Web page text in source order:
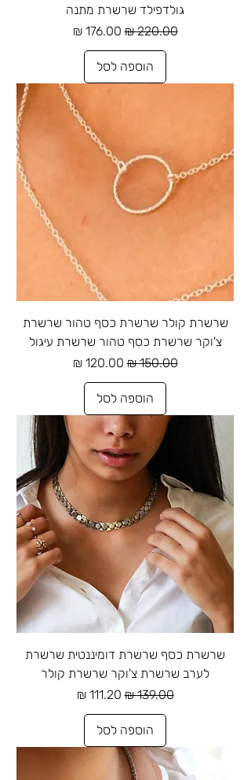
גולדפילד שרשרת מתנה
מחיר רגיל‏220.00 ‏₪ מחיר מבצע
הוספה לסל
שרשרת קולר שרשרת כסף טהור שרשרת
צ'וקר שרשרת כסף טהור שרשרת עיגול
מחיר רגיל‏150.00 ‏₪ מחיר מבצע
הוספה לסל
שרשרת כסף שרשרת דומיננטית שרשרת
לערב שרשרת צ'וקר שרשרת קולר
מחיר רגיל‏139.00 ‏₪ מחיר מבצע
הוספה לסל